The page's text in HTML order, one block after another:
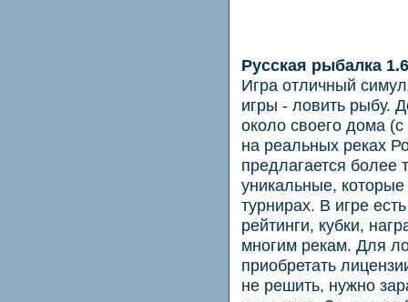
Русская рыбалка
Игра отличный
игры - ловить рыбу.
около своего дома (с
на реальных реках
предлагается
уникальные,
турнирах. В игре
рейтинги, кубки,
многим рекам. Для
приобретать
не решить, нужно